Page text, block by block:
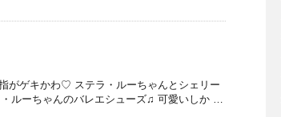
がゲキかわ♡ ステラ・ルーちゃんとシェリー
ルーちゃんのバレエシューズ♫ 可愛いしか …